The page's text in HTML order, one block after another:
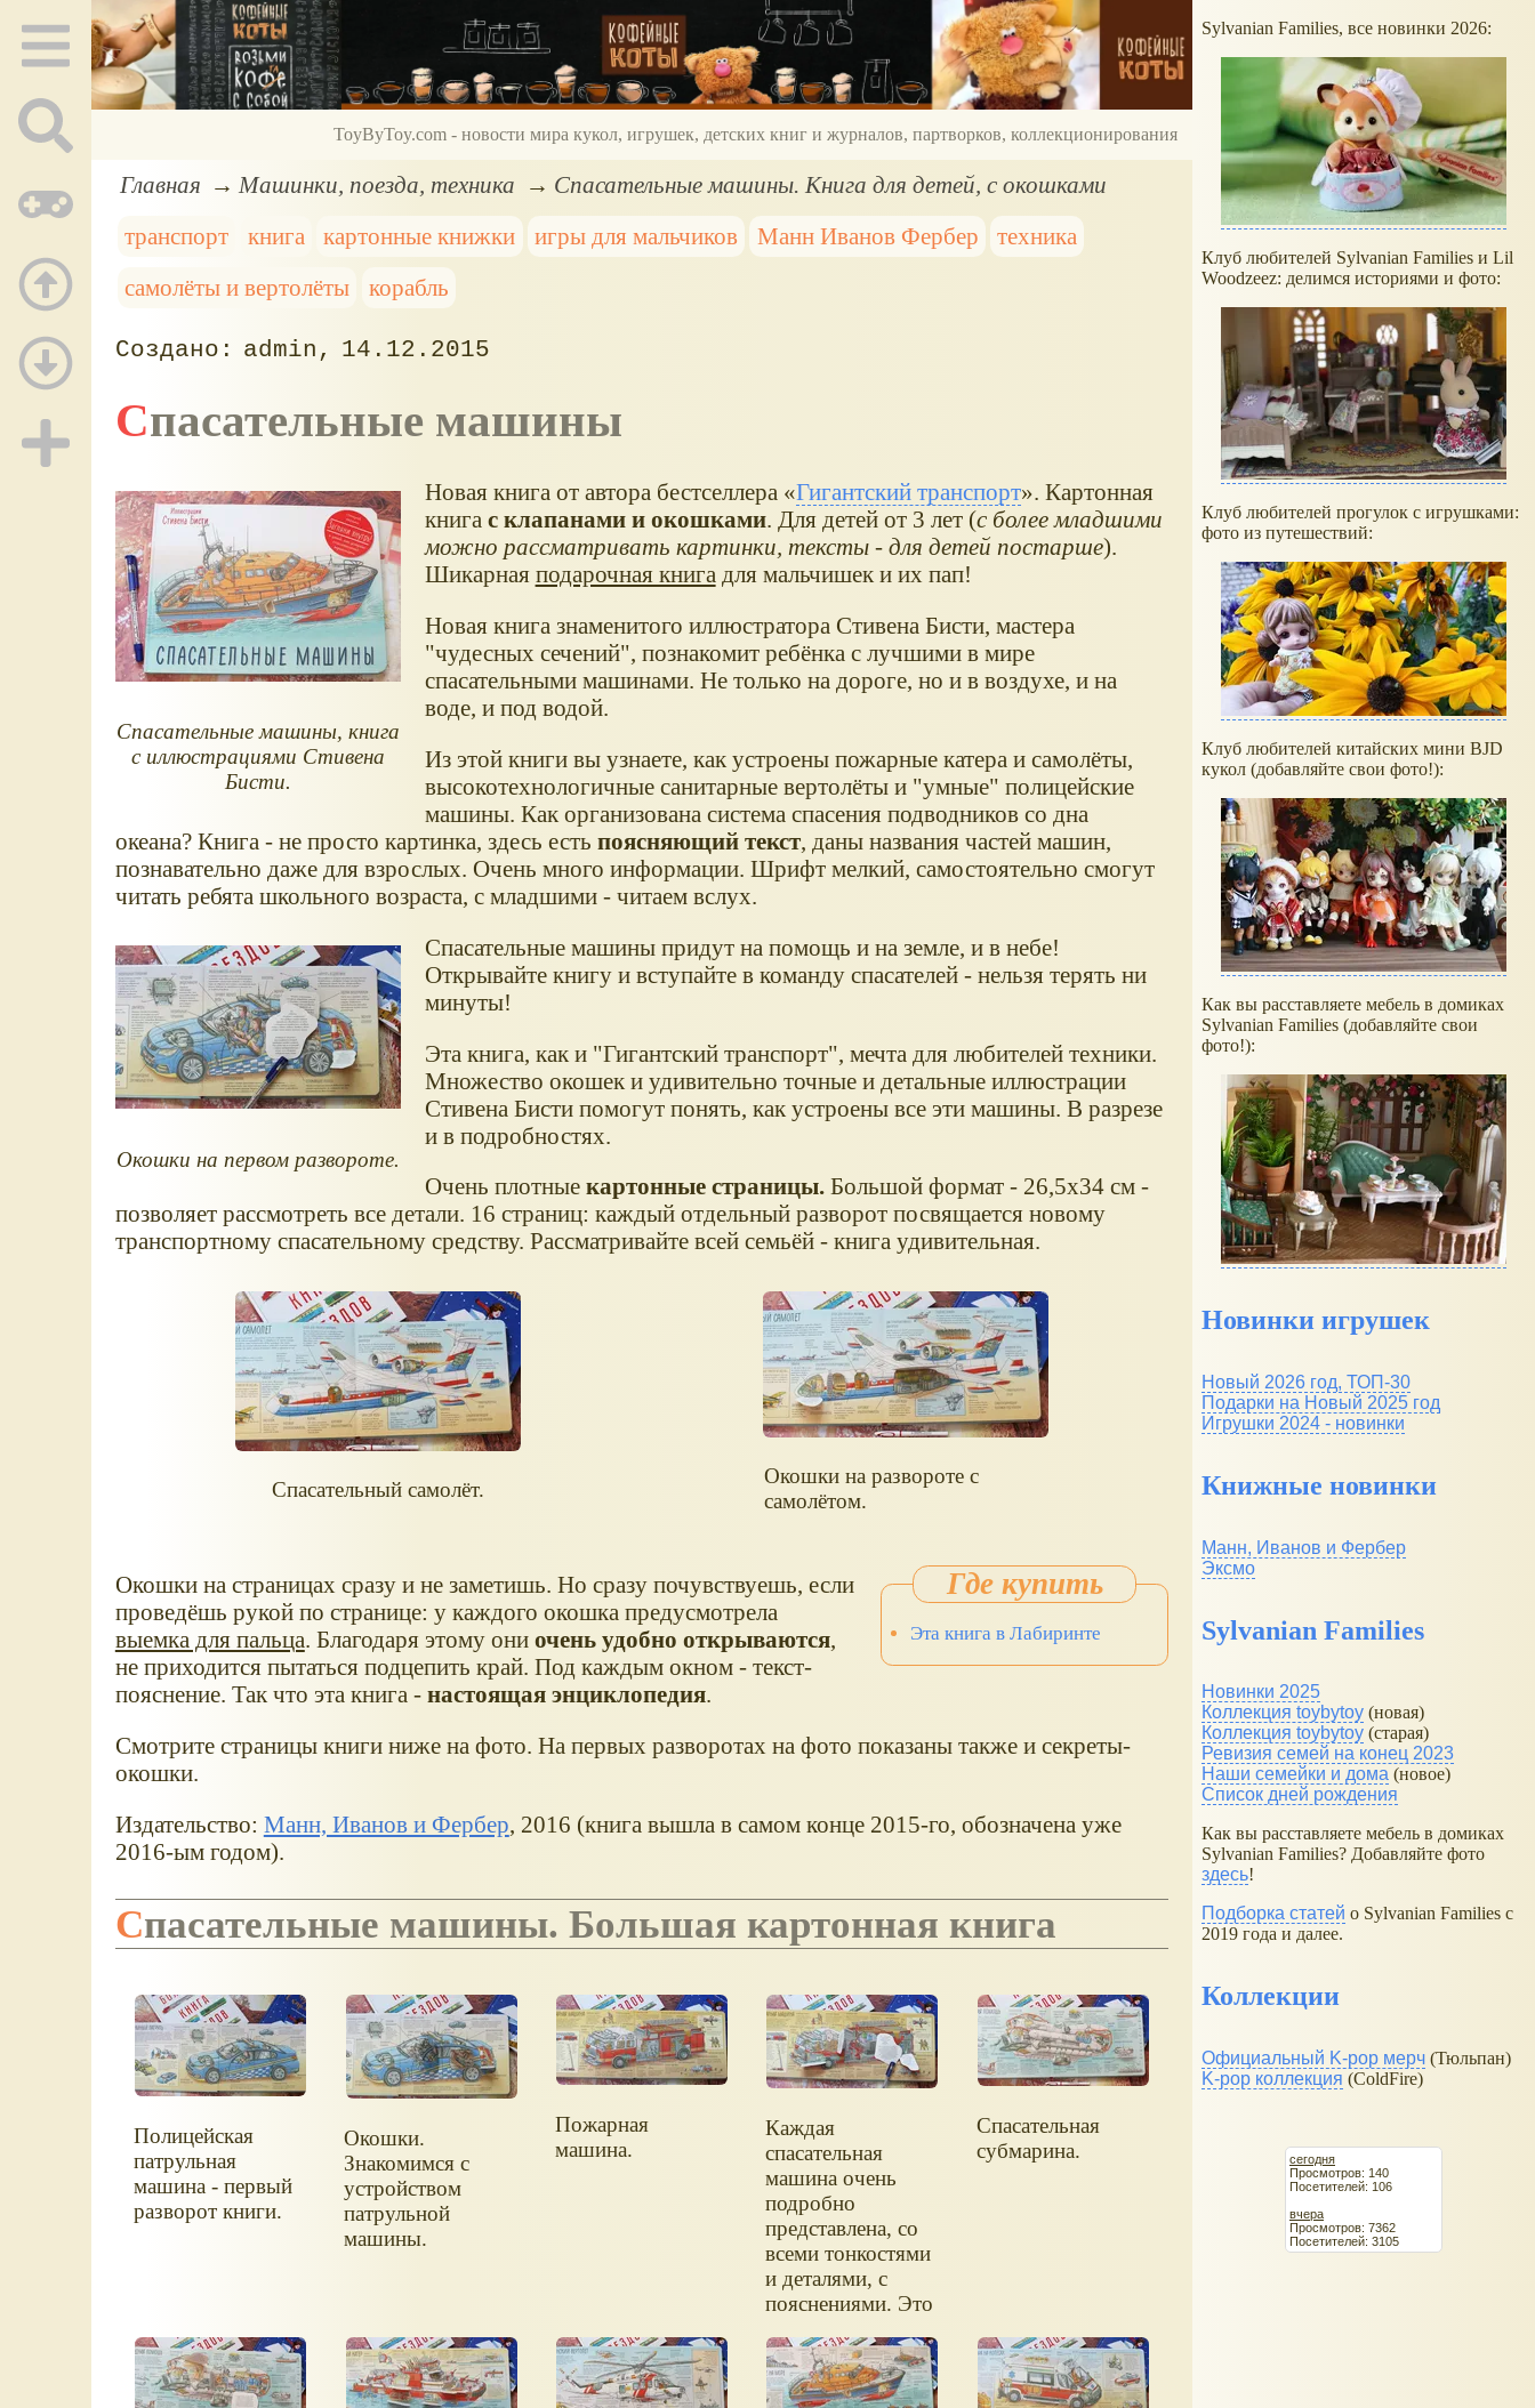
ToyByToy.com - новости мира кукол, игрушек, детских книг и журналов, партворков, коллекционирования
Главная Машинки, поезда, техника
Спасательные машины. Книга для детей, с окошками
транспорт
книга картонные книжки игры для мальчиков Манн Иванов Фербер
техника
самолёты и вертолёты
корабль
admin 14.12.2015
Спасательные машины
Спасательные машины, книга
с иллюстрациями Стивена
Бисти.
Новая книга от автора бестселлера «Гигантский транспорт». Картонная
книга с клапанами и окошками. Для детей от 3 лет (с более младшими
можно рассматривать картинки, тексты - для детей постарше).
Шикарная подарочная книга для мальчишек и их пап!
Новая книга знаменитого иллюстратора Стивена Бисти, мастера
"чудесных сечений", познакомит ребёнка с лучшими в мире
спасательными машинами. Не только на дороге, но и в воздухе, и на
воде, и под водой.
Из этой книги вы узнаете, как устроены пожарные катера и самолёты,
высокотехнологичные санитарные вертолёты и "умные" полицейские
машины. Как организована система спасения подводников со дна
океана? Книга - не просто картинка, здесь есть поясняющий текст, даны названия частей машин,
познавательно даже для взрослых. Очень много информации. Шрифт мелкий, самостоятельно смогут
читать ребята школьного возраста, с младшими - читаем вслух.
Окошки на первом развороте.
Спасательные машины придут на помощь и на земле, и в небе!
Открывайте книгу и вступайте в команду спасателей - нельзя терять ни
минуты!
Эта книга, как и "Гигантский транспорт", мечта для любителей техники.
Множество окошек и удивительно точные и детальные иллюстрации
Стивена Бисти помогут понять, как устроены все эти машины. В разрезе
и в подробностях.
Очень плотные картонные страницы.Большой формат - 26,5х34 см -
позволяет рассмотреть все детали. 16 страниц: каждый отдельный разворот посвящается новому
транспортному спасательному средству. Рассматривайте всей семьёй - книга удивительная.
Спасательный самолёт.
Окошки на развороте с
самолётом.
Эта книга в Лабиринте
Окошки на страницах сразу и не заметишь. Но сразу почувствуешь, если
проведёшь рукой по странице: у каждого окошка предусмотрела
выемка для пальца. Благодаря этому они очень удобно открываются,
не приходится пытаться подцепить край. Под каждым окном - текст-
пояснение. Так что эта книга - настоящая энциклопедия.
Смотрите страницы книги ниже на фото. На первых разворотах на фото показаны также и секреты-
окошки.
Издательство: Манн, Иванов и Фербер, 2016 (книга вышла в самом конце 2015-го, обозначена уже
2016-ым годом).
Спасательные машины. Большая картонная книга
Полицейская
патрульная
машина - первый
разворот книги.
Окошки.
Знакомимся с
устройством
патрульной
машины.
Пожарная
машина.
Каждая
спасательная
машина очень
подробно
представлена, со
всеми тонкостями
и деталями, с
пояснениями. Это
энциклопедия.
Спасательная
субмарина.
Sylvanian Families, все новинки 2026:
Клуб любителей Sylvanian Families и Lil
Woodzeez: делимся историями и фото:
Клуб любителей прогулок с игрушками:
фото из путешествий:
Клуб любителей китайских мини BJD
кукол (добавляйте свои фото!):
Как вы расставляете мебель в домиках
Sylvanian Families (добавляйте свои
фото!):
Новинки игрушек
Новый 2026 год, ТОП-30
Подарки на Новый 2025 год
Игрушки 2024 - новинки
Книжные новинки
Манн, Иванов и Фербер
Эксмо
Sylvanian Families
Новинки 2025
Коллекция toybytoy (новая)
Коллекция toybytoy (старая)
Ревизия семей на конец 2023
Наши семейки и дома (новое)
Список дней рождения
Как вы расставляете мебель в домиках
Sylvanian Families? Добавляйте фото
здесь!
Подборка статей о Sylvanian Families с
2019 года и далее.
Коллекции
Официальный K-pop мерч (Тюльпан)
K-pop коллекция (ColdFire)
сегодня
Просмотров: 140
Посетителей: 106
вчера
Просмотров: 7362
Посетителей: 3105